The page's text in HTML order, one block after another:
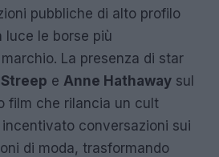
pubbliche di alto profilo
luce le borse più
La presenza di star
e Anne Hathaway sul
film che rilancia un cult
conversazioni sui
di moda, trasformando